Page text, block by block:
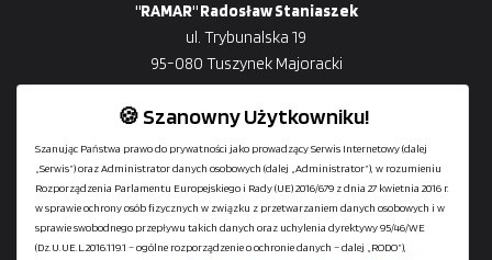
"RAMAR" Radosław Staniaszek
ul. Trybunalska 19
95-080 Tuszynek Majoracki
+48729-133-333
biuro@601144444.pl
🍪 Szanowny Użytkowniku!
Szanując Państwa prawo do prywatności jako prowadzący Serwis Internetowy (dalej
„Serwis”) oraz Administrator danych osobowych (dalej „Administrator”), w rozumieniu
Rozporządzenia Parlamentu Europejskiego i Rady (UE) 2016/679 z dnia 27 kwietnia 2016 r.
w sprawie ochrony osób fizycznych w związku z przetwarzaniem danych osobowych i w
sprawie swobodnego przepływu takich danych oraz uchylenia dyrektywy 95/46/WE
(Dz.U.UE.L.2016.119.1 – ogólne rozporządzenie o ochronie danych – dalej „RODO”),